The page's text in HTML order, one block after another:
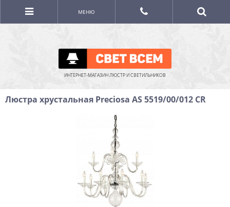
ИНТЕРНЕТ-МАГАЗИН ЛЮСТР И СВЕТИЛЬНИКОВ
МЕНЮ
Люстра хрустальная Preciosa AS 5519/00/012 CR